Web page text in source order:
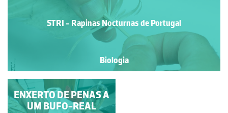
STRI - Rapinas Nocturnas de Portugal
Biologia
ENXERTO DE PENAS A
UM BUFO-REAL
ENXERTO DE PENAS A
UM BUFO-REAL